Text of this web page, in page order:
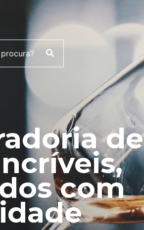
de
com